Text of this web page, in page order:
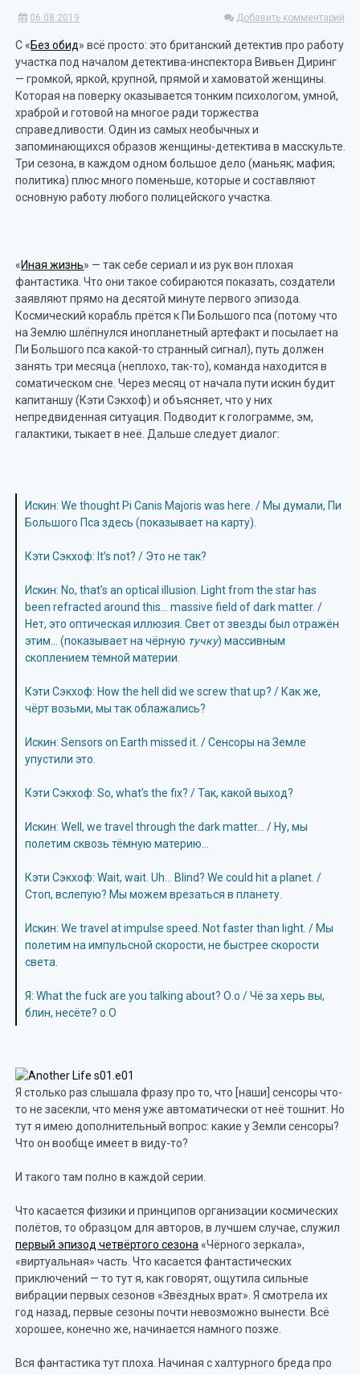
06.08.2019 Добавить комментарий
С «Без обид» всё просто: это британский детектив про работу
участка под началом детектива-инспектора Вивьен Диринг
— громкой, яркой, крупной, прямой и хамоватой женщины.
Которая на поверку оказывается тонким психологом, умной,
храброй и готовой на многое ради торжества
справедливости. Один из самых необычных и
запоминающихся образов женщины-детектива в масскульте.
Три сезона, в каждом одном большое дело (маньяк; мафия;
политика) плюс много поменьше, которые и составляют
основную работу любого полицейского участка.
«Иная жизнь» — так себе сериал и из рук вон плохая
фантастика. Что они такое собираются показать, создатели
заявляют прямо на десятой минуте первого эпизода.
Космический корабль прётся к Пи Большого пса (потому что
на Землю шлёпнулся инопланетный артефакт и посылает на
Пи Большого пса какой-то странный сигнал), путь должен
занять три месяца (неплохо, так-то), команда находится в
соматическом сне. Через месяц от начала пути искин будит
капитаншу (Кэти Сэкхоф) и объясняет, что у них
непредвиденная ситуация. Подводит к голограмме, эм,
галактики, тыкает в неё. Дальше следует диалог:
Искин: We thought Pi Canis Majoris was here. / Мы думали, Пи
Большого Пса здесь (показывает на карту).
Кэти Сэкхоф: It’s not? / Это не так?
Искин: No, that’s an optical illusion. Light from the star has
been refracted around this… massive field of dark matter. /
Нет, это оптическая иллюзия. Свет от звезды был отражён
этим… (показывает на чёрную тучку) массивным
скоплением тёмной материи.
Кэти Сэкхоф: How the hell did we screw that up? / Как же,
чёрт возьми, мы так облажались?
Искин: Sensors on Earth missed it. / Сенсоры на Земле
упустили это.
Кэти Сэкхоф: So, what’s the fix? / Так, какой выход?
Искин: Well, we travel through the dark matter… / Ну, мы
полетим сквозь тёмную материю…
Кэти Сэкхоф: Wait, wait. Uh… Blind? We could hit a planet. /
Стоп, вслепую? Мы можем врезаться в планету.
Искин: We travel at impulse speed. Not faster than light. / Мы
полетим на импульсной скорости, не быстрее скорости
света.
Я: What the fuck are you talking about? О.о / Чё за херь вы,
блин, несёте? о.О
Я столько раз слышала фразу про то, что [наши] сенсоры что-
то не засекли, что меня уже автоматически от неё тошнит. Но
тут я имею дополнительный вопрос: какие у Земли сенсоры?
Что он вообще имеет в виду-то?
И такого там полно в каждой серии.
Что касается физики и принципов организации космических
полётов, то образцом для авторов, в лучшем случае, служил
первый эпизод четвёртого сезона «Чёрного зеркала»,
«виртуальная» часть. Что касается фантастических
приключений — то тут я, как говорят, ощутила сильные
вибрации первых сезонов «Звёздных врат». Я смотрела их
год назад, первые сезоны почти невозможно вынести. Всё
хорошее, конечно же, начинается намного позже.
Вся фантастика тут плоха. Начиная с халтурного бреда про